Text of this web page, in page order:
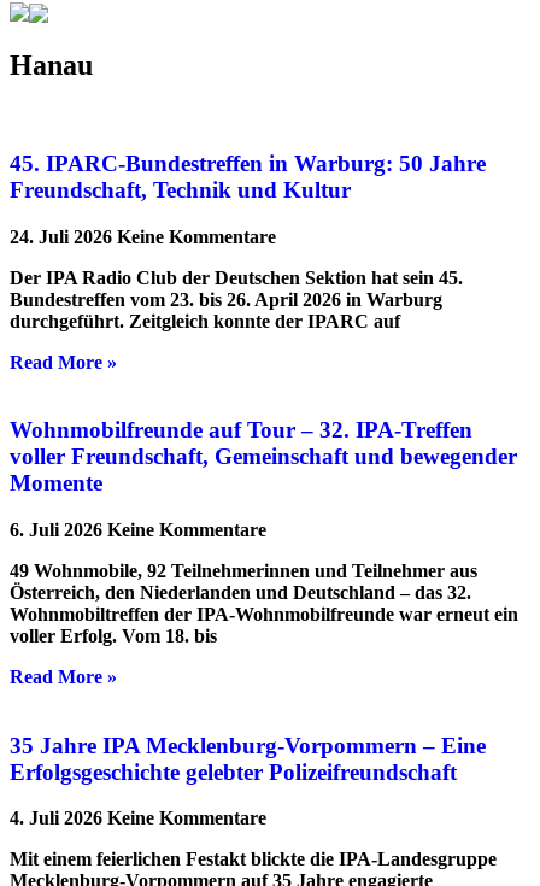
Hanau
45. IPARC-Bundestreffen in Warburg: 50 Jahre
Freundschaft, Technik und Kultur
24. Juli 2026 Keine Kommentare
Der IPA Radio Club der Deutschen Sektion hat sein 45.
Bundestreffen vom 23. bis 26. April 2026 in Warburg
durchgeführt. Zeitgleich konnte der IPARC auf
Read More »
Wohnmobilfreunde auf Tour – 32. IPA-Treffen
voller Freundschaft, Gemeinschaft und bewegender
Momente
6. Juli 2026 Keine Kommentare
49 Wohnmobile, 92 Teilnehmerinnen und Teilnehmer aus
Österreich, den Niederlanden und Deutschland – das 32.
Wohnmobiltreffen der IPA-Wohnmobilfreunde war erneut ein
voller Erfolg. Vom 18. bis
Read More »
35 Jahre IPA Mecklenburg-Vorpommern – Eine
Erfolgsgeschichte gelebter Polizeifreundschaft
4. Juli 2026 Keine Kommentare
Mit einem feierlichen Festakt blickte die IPA-Landesgruppe
Mecklenburg-Vorpommern auf 35 Jahre engagierte